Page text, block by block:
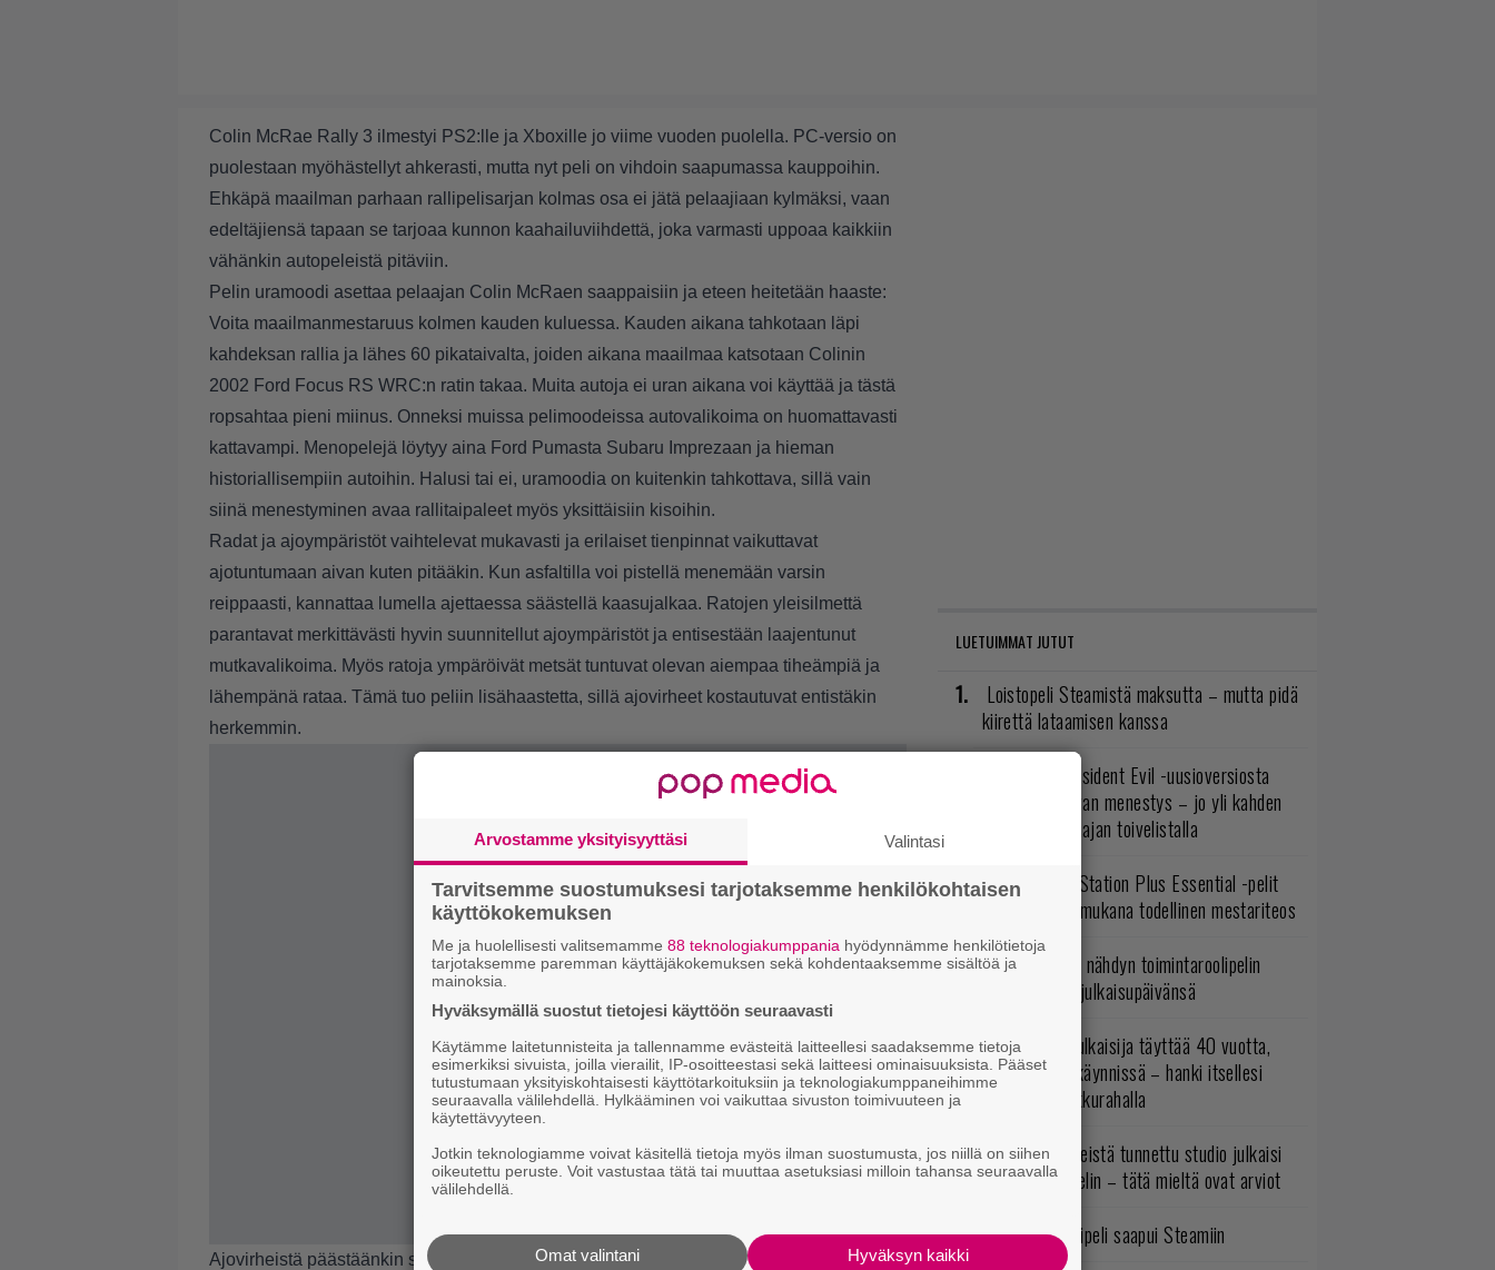
Colin McRae Rally 3 ilmestyi PS2:lle ja Xboxille jo viime vuoden puolella. PC-versio on
puolestaan myöhästellyt ahkerasti, mutta nyt peli on vihdoin saapumassa kauppoihin.
Ehkäpä maailman parhaan rallipelisarjan kolmas osa ei jätä pelaajiaan kylmäksi, vaan
edeltäjiensä tapaan se tarjoaa kunnon kaahailuviihdettä, joka varmasti uppoaa kaikkiin
vähänkin autopeleistä pitäviin.
Pelin uramoodi asettaa pelaajan Colin McRaen saappaisiin ja eteen heitetään haaste:
Voita maailmanmestaruus kolmen kauden kuluessa. Kauden aikana tahkotaan läpi
kahdeksan rallia ja lähes 60 pikataivalta, joiden aikana maailmaa katsotaan Colinin
2002 Ford Focus RS WRC:n ratin takaa. Muita autoja ei uran aikana voi käyttää ja tästä
ropsahtaa pieni miinus. Onneksi muissa pelimoodeissa autovalikoima on huomattavasti
kattavampi. Menopelejä löytyy aina Ford Pumasta Subaru Imprezaan ja hieman
historiallisempiin autoihin. Halusi tai ei, uramoodia on kuitenkin tahkottava, sillä vain
siinä menestyminen avaa rallitaipaleet myös yksittäisiin kisoihin.
Radat ja ajoympäristöt vaihtelevat mukavasti ja erilaiset tienpinnat vaikuttavat
ajotuntumaan aivan kuten pitääkin. Kun asfaltilla voi pistellä menemään varsin
reippaasti, kannattaa lumella ajettaessa säästellä kaasujalkaa. Ratojen yleisilmettä
parantavat merkittävästi hyvin suunnitellut ajoympäristöt ja entisestään laajentunut
mutkavalikoima. Myös ratoja ympäröivät metsät tuntuvat olevan aiempaa tiheämpiä ja
lähempänä rataa. Tämä tuo peliin lisähaastetta, sillä ajovirheet kostautuvat entistäkin
herkemmin.
Ajovirheistä päästäänkin sujuvasti vaurionmallinnukseen, joka on toteutettu
LUETUIMMAT JUTUT
Loistopeli Steamistä maksutta – mutta pidä
kiirettä lataamisen kanssa
Tulevasta Resident Evil -uusioversiosta
näyttäisi tulevan menestys – jo yli kahden
miljoonan pelaajan toivelistalla
Elokuun PlayStation Plus Essential -pelit
ilmestyivät – mukana todellinen mestariteos
Vuonna 2018 nähdyn toimintaroolipelin
jatko-osa sai julkaisupäivänsä
Rakastettu julkaisija täyttää 40 vuotta,
valtavat alet käynnissä – hanki itsellesi
klassikoita pikkurahalla
Pokémon-peleistä tunnettu studio julkaisi
toimintaroolipelin – tätä mieltä ovat arviot
Ubisoftin hittipeli saapui Steamiin
Arvostamme yksityisyyttäsi Valintasi
Tarvitsemme suostumuksesi tarjotaksemme henkilökohtaisen
käyttökokemuksen
Me ja huolellisesti valitsemamme 88 teknologiakumppania hyödynnämme henkilötietoja
tarjotaksemme paremman käyttäjäkokemuksen sekä kohdentaaksemme sisältöä ja
mainoksia.
Hyväksymällä suostut tietojesi käyttöön seuraavasti
Käytämme laitetunnisteita ja tallennamme evästeitä laitteellesi saadaksemme tietoja
esimerkiksi sivuista, joilla vierailit, IP-osoitteestasi sekä laitteesi ominaisuuksista. Pääset
tutustumaan yksityiskohtaisesti käyttötarkoituksiin ja teknologiakumppaneihimme
seuraavalla välilehdellä. Hylkääminen voi vaikuttaa sivuston toimivuuteen ja
käytettävyyteen.
Jotkin teknologiamme voivat käsitellä tietoja myös ilman suostumusta, jos niillä on siihen
oikeutettu peruste. Voit vastustaa tätä tai muuttaa asetuksiasi milloin tahansa seuraavalla
välilehdellä.
Hyväksyn kaikki
Omat valintani